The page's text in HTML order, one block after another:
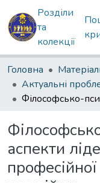
Розділи
та
колекції
Головна
аспекти
професійної